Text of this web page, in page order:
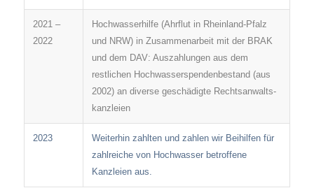
2021 –
2022
Hochwasserhilfe (Ahrflut in Rheinland-Pfalz
und NRW) in Zusammen­arbeit mit der BRAK
und dem DAV: Auszahlungen aus dem
restlichen Hoch­wasser­spenden­bestand (aus
2002) an diverse geschädigte Rechts­anwalts­
kanzleien
2023
Weiterhin zahlten und zahlen wir Beihilfen für
zahlreiche von Hochwasser betroffene
Kanzleien aus.